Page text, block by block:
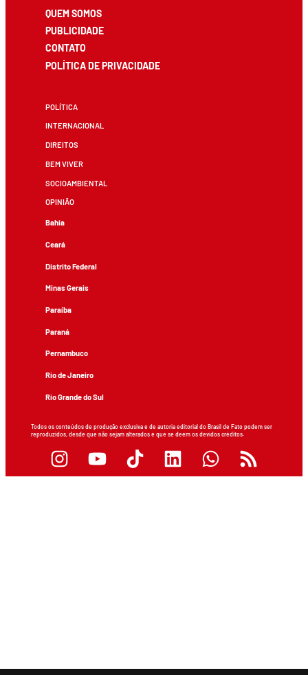
QUEM SOMOS
PUBLICIDADE
CONTATO
POLÍTICA DE PRIVACIDADE
POLÍTICA
INTERNACIONAL
DIREITOS
BEM VIVER
SOCIOAMBIENTAL
OPINIÃO
Bahia
Ceará
Distrito Federal
Minas Gerais
Paraíba
Paraná
Pernambuco
Rio de Janeiro
Rio Grande do Sul
Todos os conteúdos de produção exclusiva e de autoria editorial do Brasil de Fato podem ser
reproduzidos, desde que não sejam alterados e que se deem os devidos créditos.